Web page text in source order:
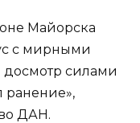
Майорска
с мирными
силами
ДАН.